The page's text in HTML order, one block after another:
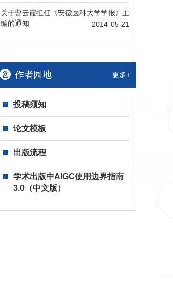
关于曹云霞担任《安徽医科大学学报》主
编的通知
2014-05-21
作者园地 更多+
投稿须知
论文模板
出版流程
学术出版中AIGC使用边界指南
3.0（中文版）